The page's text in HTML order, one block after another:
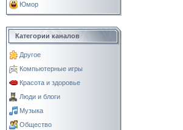
Юмор
Категории каналов
Другое
Компьютерные игры
Красота и здоровье
Люди и блоги
Музыка
Общество